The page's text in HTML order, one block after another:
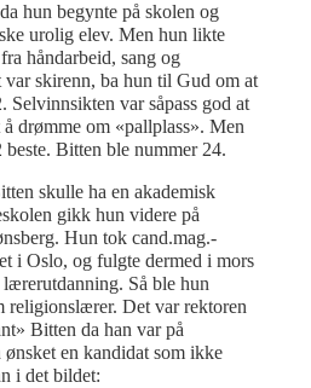
hun begynte på skolen og
urolig elev. Men hun likte
håndarbeid, sang og
skirenn, ba hun til Gud om at
Selvinnsikten var såpass god at
drømme om «pallplass». Men
Bitten ble nummer 24.
skulle ha en akademisk
gikk hun videre på
Hun tok cand.mag.-
i Oslo, og fulgte dermed i mors
Så ble hun
religionslærer. Det var rektoren
Bitten da han var på
en kandidat som ikke
i det bildet: